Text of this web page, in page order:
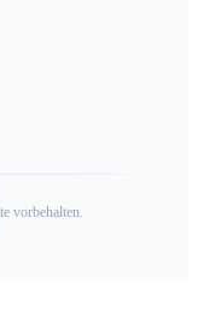
vorbehalten.